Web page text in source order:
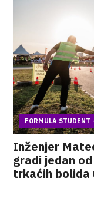
FORMULA
Inženjer
gradi jedan
trkaćih bolida